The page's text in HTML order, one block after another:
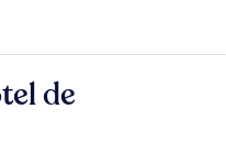
de